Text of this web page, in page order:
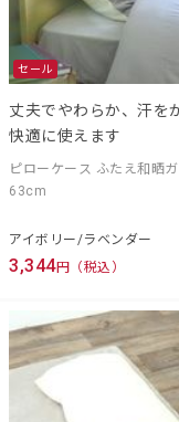
セール
丈夫でやわらか、汗を
快適に使えます
ピローケース ふたえ和晒
63cm
アイボリー/ラベンダー
3,344円（税込）